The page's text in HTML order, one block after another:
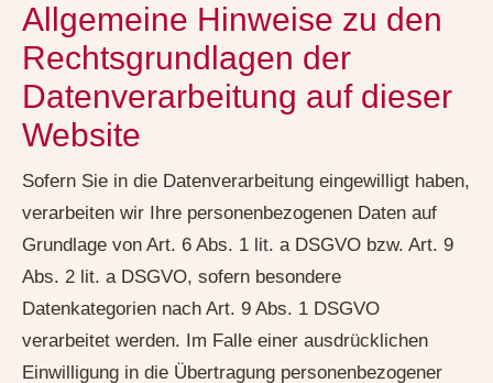
Allgemeine Hinweise zu den
Rechtsgrundlagen der
Datenverarbeitung auf dieser
Website
Sofern Sie in die Datenverarbeitung eingewilligt haben,
verarbeiten wir Ihre personenbezogenen Daten auf
Grundlage von Art. 6 Abs. 1 lit. a DSGVO bzw. Art. 9
Abs. 2 lit. a DSGVO, sofern besondere
Datenkategorien nach Art. 9 Abs. 1 DSGVO
verarbeitet werden. Im Falle einer ausdrücklichen
Einwilligung in die Übertragung personenbezogener